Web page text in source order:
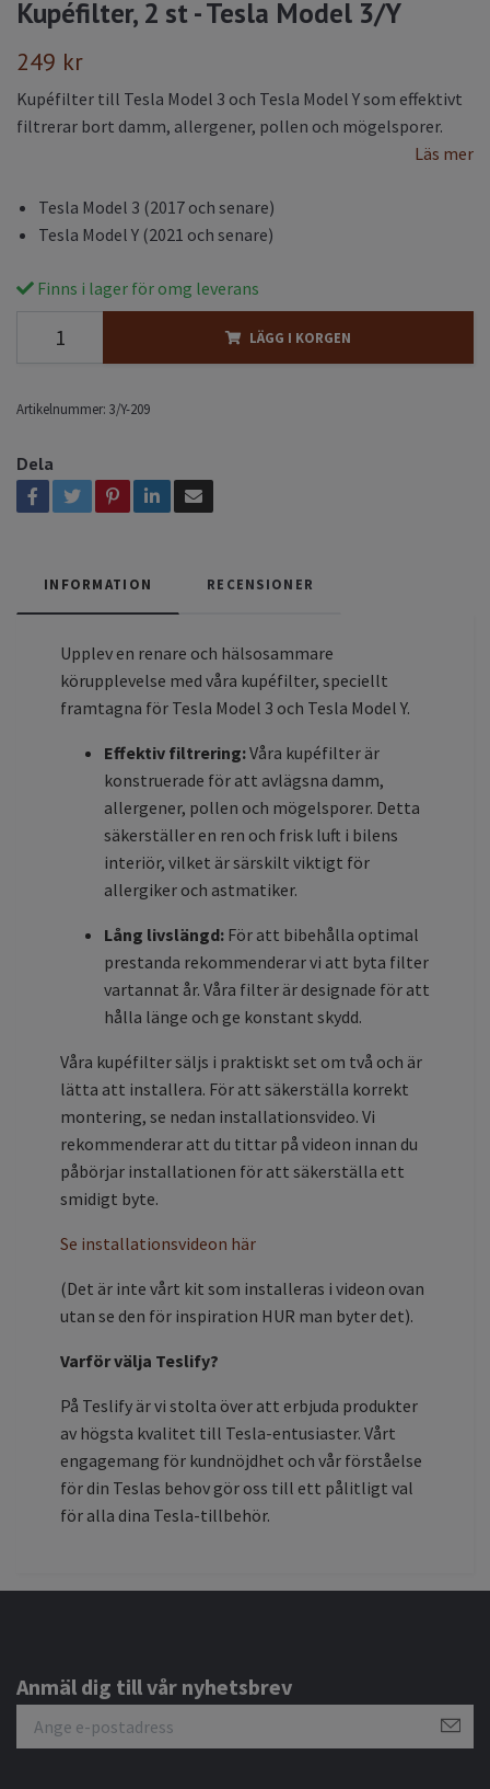
Kupéfilter, 2 st - Tesla Model 3/Y
249 kr
Kupéfilter till Tesla Model 3 och Tesla Model Y som effektivt
filtrerar bort damm, allergener, pollen och mögelsporer.
Läs mer
Tesla Model 3 (2017 och senare)
Tesla Model Y (2021 och senare)
Finns i lager för omg leverans
LÄGG I KORGEN
Artikelnummer: 3/Y-209
Dela
INFORMATION RECENSIONER
Upplev en renare och hälsosammare
körupplevelse med våra kupéfilter, speciellt
framtagna för Tesla Model 3 och Tesla Model Y.
Effektiv filtrering:Våra kupéfilter är
konstruerade för att avlägsna damm,
allergener, pollen och mögelsporer. Detta
säkerställer en ren och frisk luft i bilens
interiör, vilket är särskilt viktigt för
allergiker och astmatiker.
Lång livslängd: För att bibehålla optimal
prestanda rekommenderar vi att byta filter
vartannat år. Våra filter är designade för att
hålla länge och ge konstant skydd.
Våra kupéfilter säljs i praktiskt set om två och är
lätta att installera. För att säkerställa korrekt
montering, se nedan installationsvideo. Vi
rekommenderar att du tittar på videon innan du
påbörjar installationen för att säkerställa ett
smidigt byte.
Se installationsvideon här
(Det är inte vårt kit som installeras i videon ovan
utan se den för inspiration HUR man byter det).
Varför välja Teslify?
På Teslify är vi stolta över att erbjuda produkter
av högsta kvalitet till Tesla-entusiaster. Vårt
engagemang för kundnöjdhet och vår förståelse
för din Teslas behov gör oss till ett pålitligt val
för alla dina Tesla-tillbehör.
Anmäl dig till vår nyhetsbrev